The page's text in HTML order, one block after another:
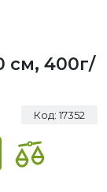
см, 400г/
Код: 17352